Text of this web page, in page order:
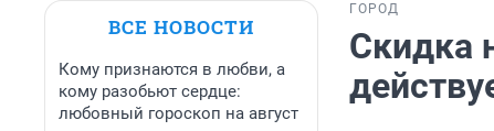
ВСЕ НОВОСТИ
Кому признаются в любви, а
кому разобьют сердце:
любовный гороскоп на август
ГОРОД
Cкидка